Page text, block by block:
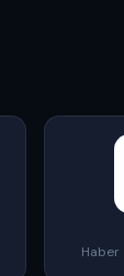
Haber